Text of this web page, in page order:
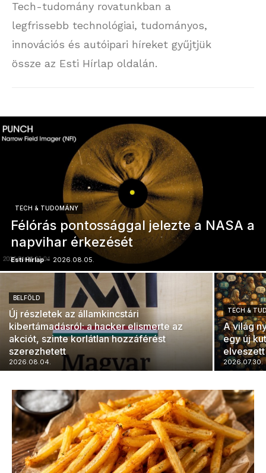
Tech-tudomány rovatunkban a
legfrissebb technológiai, tudományos,
innovációs és autóipari híreket gyűjtjük
össze az Esti Hírlap oldalán.
TECH & TUDOMÁNY
Félórás pontossággal jelezte a NASA a
napvihar érkezését
Esti Hírlap - 2026.08.05.
BELFÖLD
Új részletek az államkincstári
kibertámadásról: a hacker elismerte az
akciót, szinte korlátlan hozzáférést
szerezhetett
2026.08.04.
TECH &
A világ
egy új
2026.07.30.